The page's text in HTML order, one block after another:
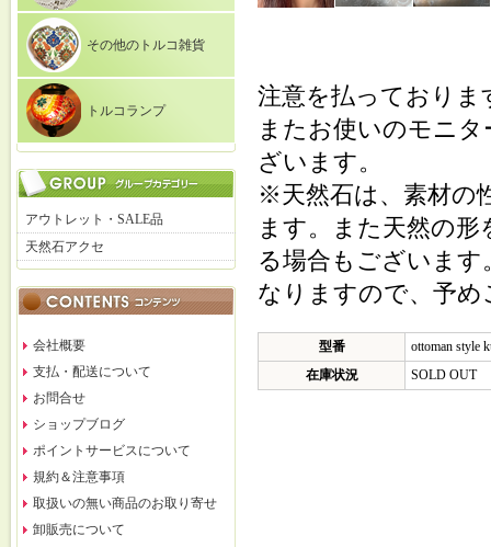
その他のトルコ雑貨
トルコランプ
アウトレット・SALE品
天然石アクセ
会社概要
支払・配送について
お問合せ
ショップブログ
ポイントサービスについて
規約＆注意事項
取扱いの無い商品のお取り寄せ
卸販売について
注意を払っておりま
またお使いのモニ
ざいます。
※天然石は、素材の
ます。また天然の
る場合もございま
なりますので、予
型番
ottoman style
在庫状況
SOLD OUT